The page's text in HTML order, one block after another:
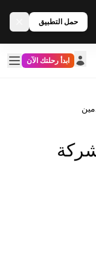
حمل التطبيق
ابدأ رحلتك الآن